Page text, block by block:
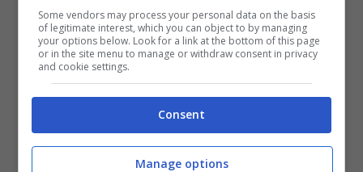
basterà più.
Nuove applicazioni del Green
pass
Some vendors may process your personal data on the basis
of legitimate interest, which you can object to by managing
your options below. Look for a link at the bottom of this page
or in the site menu to manage or withdraw consent in privacy
and cookie settings.
Consent
Manage options